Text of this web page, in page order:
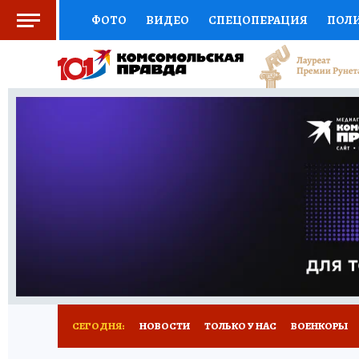
ФОТО ВИДЕО СПЕЦОПЕРАЦИЯ
СОЦПОДДЕРЖКА НАУКА СПОРТ
ВЫБОР ЭКСПЕРТОВ ДОКТОР
ПРОГНОЗЫ НА СПОРТ
НОВОЕ
СЕГОДНЯ: НОВОСТИ ТОЛЬКО У НАС ВОЕНКОРЫ